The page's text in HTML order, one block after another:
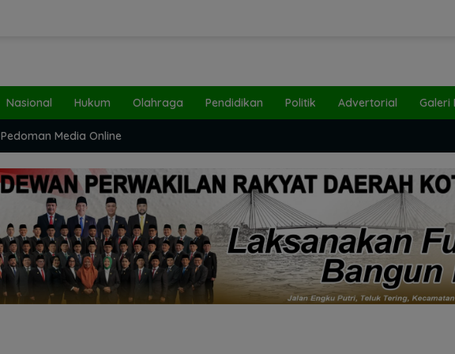
Nasional Hukum Olahraga Pendidikan Politik Advertorial Galeri
Pedoman Media Online